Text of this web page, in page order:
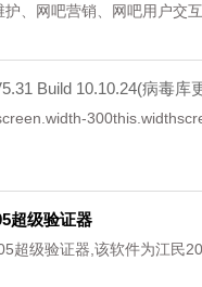
护、网吧营销、网吧用户交
Build 10.10.24(病毒库
超级验证器
超级验证器,该软件为江民